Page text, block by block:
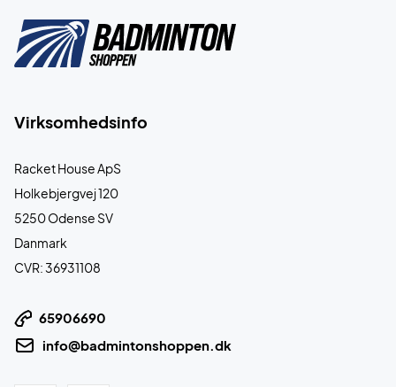
Virksomhedsinfo
Racket House ApS
Holkebjergvej 120
5250 Odense SV
Danmark
CVR: 36931108
65906690
info@badmintonshoppen.dk